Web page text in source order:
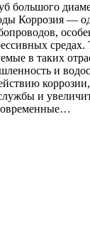
большого
Коррозия —
в таких
и
и